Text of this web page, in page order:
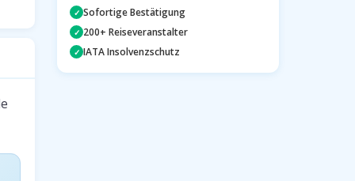
✓ Sofortige Bestätigung
✓ 200+ Reiseveranstalter
✓ IATA Insolvenzschutz